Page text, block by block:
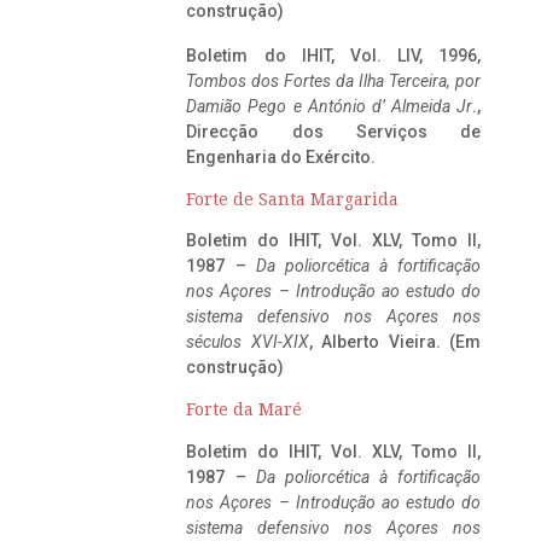
construção)
Boletim do IHIT, Vol. LIV, 1996,
Tombos dos Fortes da Ilha Terceira, por
Damião Pego e António d’ Almeida Jr.,
Direcção dos Serviços de
Engenharia do Exército.
Forte de Santa Margarida
Boletim do IHIT, Vol. XLV, Tomo II,
1987 – Da poliorcética à fortificação
nos Açores – Introdução ao estudo do
sistema defensivo nos Açores nos
séculos XVI-XIX, Alberto Vieira. (Em
construção)
Forte da Maré
Boletim do IHIT, Vol. XLV, Tomo II,
1987 – Da poliorcética à fortificação
nos Açores – Introdução ao estudo do
sistema defensivo nos Açores nos